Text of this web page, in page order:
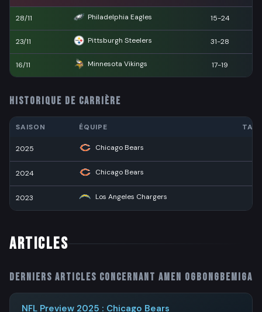
28/11 Philadelphia Eagles 15-24
23/11 Pittsburgh Steelers 31-28
16/11 Minnesota Vikings 17-19
HISTORIQUE DE CARRIÈRE
SAISON ÉQUIPE
2025 Chicago Bears
2024 Chicago Bears
2023 Los Angeles Chargers
ARTICLES
Derniers articles concernant Amen Ogbongbemiga
NFL Preview 2025 : Chicago Bears